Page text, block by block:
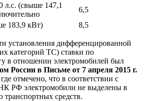
л.с. (свыше 147,1
6,5
183,9 кВт)
8,5
установления дифференцированной
категорий ТС) ставки по
в отношении электромобилей был
России в Письме от 7 апреля 2015 г.
где отмечено, что в соответствии с
РФ электромобили не выделены в
транспортных средств.